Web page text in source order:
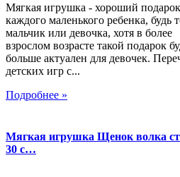
Мягкая игрушка - хороший
каждого маленького ребенка, будь
мальчик или девочка, хотя в более
взрослом возрасте такой подарок
больше актуален для девочек.
детских игр с...
Подробнее »
Мягкая игрушка Щенок волка
30 с…